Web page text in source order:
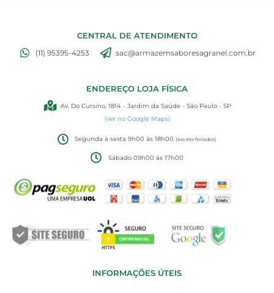
CENTRAL DE ATENDIMENTO
(11) 95395-4253 sac@armazemsaboresagranel.com.br
ENDEREÇO LOJA FÍSICA
Av. Do Cursino, 1814 - Jardim da Saúde - São Paulo - SP
(ver no Google Maps)
Segunda à sexta 9h00 às 18h00(exceto feriados)
Sábado 09h00 às 17h00
INFORMAÇÕES ÚTEIS